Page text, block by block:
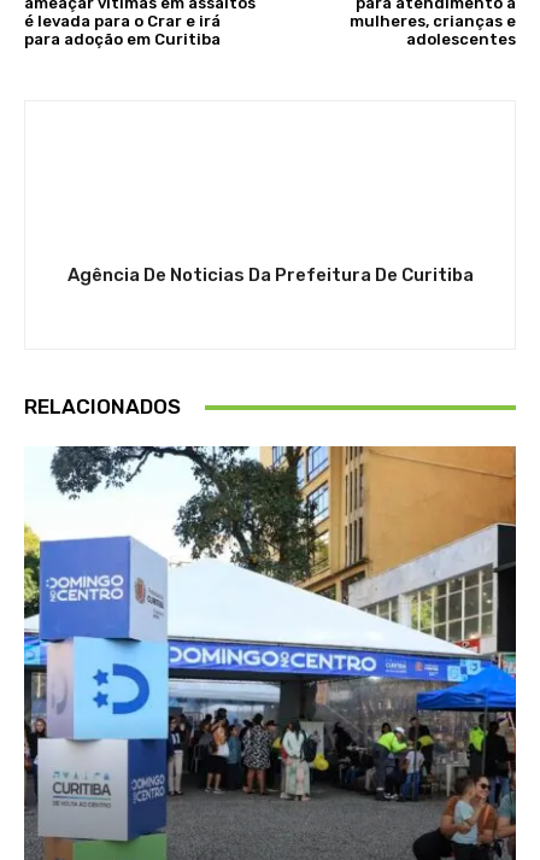
é levada para o Crar e irá
para adoção em Curitiba
mulheres, crianças e
adolescentes
Agência De Noticias Da Prefeitura De Curitiba
RELACIONADOS